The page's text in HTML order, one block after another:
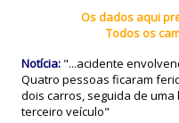
Os dados aqui
Todos os
Notícia: "...acidente
Quatro pessoas ficaram
dois carros, seguida de
terceiro veículo"